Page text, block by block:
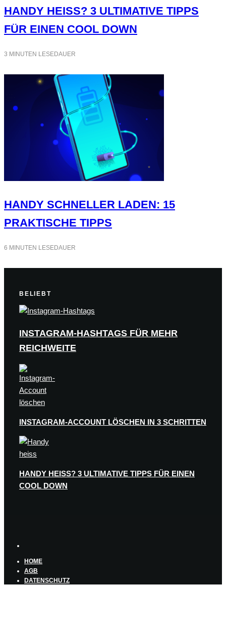
HANDY HEISS? 3 ULTIMATIVE TIPPS F
ÜR EINEN COOL DOWN
3 MINUTEN LESEDAUER
HANDY SCHNELLER LADEN: 15
PRAKTISCHE TIPPS
6 MINUTEN LESEDAUER
BELIEBT
INSTAGRAM-HASHTAGS FÜR MEHR
REICHWEITE
INSTAGRAM-ACCOUNT LÖSCHEN IN 3 SCHRITTEN
HANDY HEISS? 3 ULTIMATIVE TIPPS FÜR EINEN C
OOL DOWN
HOME
AGB
DATENSCHUTZ